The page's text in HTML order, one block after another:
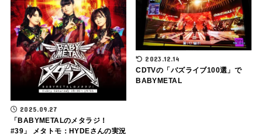
2025.09.27
「BABYMETALのメタラジ！
#39」 メタトモ：HYDEさんの実況
2023.12.14
CDTVの「バズライブ100選」で
BABYMETAL